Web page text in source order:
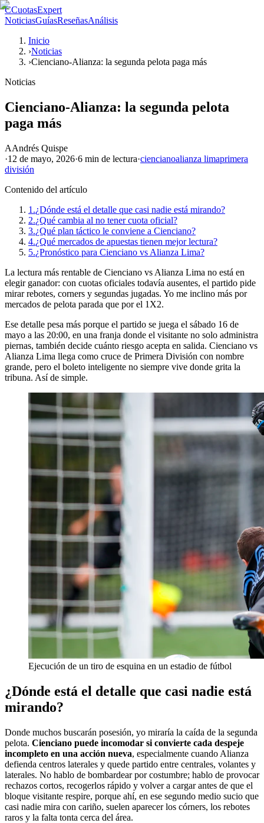
CCuotasExpert
NoticiasGuíasReseñasAnálisis
Inicio
›Noticias
›Cienciano-Alianza: la segunda pelota paga más
Noticias
Cienciano-Alianza: la segunda pelota
paga más
AAndrés Quispe
·12 de mayo, 2026·6 min de lectura·ciencianoalianza limaprimera
división
Contenido del artículo
1.¿Dónde está el detalle que casi nadie está mirando?
2.¿Qué cambia al no tener cuota oficial?
3.¿Qué plan táctico le conviene a Cienciano?
4.¿Qué mercados de apuestas tienen mejor lectura?
5.¿Pronóstico para Cienciano vs Alianza Lima?
La lectura más rentable de Cienciano vs Alianza Lima no está en
elegir ganador: con cuotas oficiales todavía ausentes, el partido pide
mirar rebotes, corners y segundas jugadas. Yo me inclino más por
mercados de pelota parada que por el 1X2.
Ese detalle pesa más porque el partido se juega el sábado 16 de
mayo a las 20:00, en una franja donde el visitante no solo administra
piernas, también decide cuánto riesgo acepta en salida. Cienciano vs
Alianza Lima llega como cruce de Primera División con nombre
grande, pero el boleto inteligente no siempre vive donde grita la
tribuna. Así de simple.
Ejecución de un tiro de esquina en un estadio de fútbol
¿Dónde está el detalle que casi nadie está
mirando?
Donde muchos buscarán posesión, yo miraría la caída de la segunda
pelota. Cienciano puede incomodar si convierte cada despeje
incompleto en una acción nueva, especialmente cuando Alianza
defienda centros laterales y quede partido entre centrales, volantes y
laterales. No hablo de bombardear por costumbre; hablo de provocar
rechazos cortos, recogerlos rápido y volver a cargar antes de que el
bloque visitante respire, porque ahí, en ese segundo medio sucio que
casi nadie mira con cariño, suelen aparecer los córners, los rebotes
raros y la falta tonta cerca del área.